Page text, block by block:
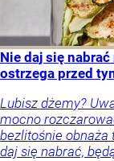
Nie daj się
ostrzega przed
Lubisz dżemy?
mocno
bezlitośnie obnaża
daj się nabrać,